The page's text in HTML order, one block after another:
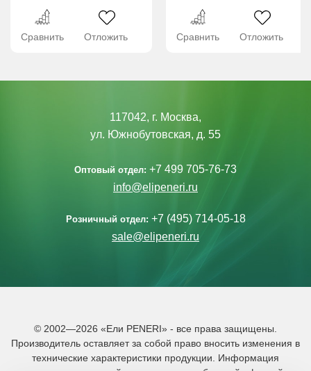
Сравнить Отложить Сравнить Отложить
117042, г. Москва,
ул. Южнобутовская, д. 55
Оптовый отдел: +7 499 705-76-73
info@elipeneri.ru
Розничный отдел: +7 (495) 714-05-18
sale@elipeneri.ru
© 2002—2026 «Ели PENERI» - все права защищены.
Производитель оставляет за собой право вносить изменения в
технические характеристики продукции. Информация